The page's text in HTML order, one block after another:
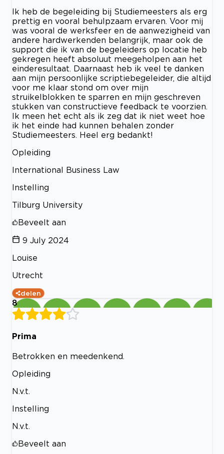
Ik heb de begeleiding bij Studiemeesters als erg
prettig en vooral behulpzaam ervaren. Voor mij
was vooral de werksfeer en de aanwezigheid van
andere hardwerkenden belangrijk, maar ook de
support die ik van de begeleiders op locatie heb
gekregen heeft absoluut meegeholpen aan het
einderesultaat. Daarnaast heb ik veel te danken
aan mijn persoonlijke scriptiebegeleider, die altijd
voor me klaar stond om over mijn
struikelblokken te sparren en mijn geschreven
stukken van constructieve feedback te voorzien.
Ik meen het echt als ik zeg dat ik niet weet hoe
ik het einde had kunnen behalen zonder
Studiemeesters. Heel erg bedankt!
Opleiding
International Business Law
Instelling
Tilburg University
Beveelt aan
9 July 2024
Louise
Utrecht
delen
8
Prima
Betrokken en meedenkend.
Opleiding
N.v.t.
Instelling
N.v.t.
Beveelt aan